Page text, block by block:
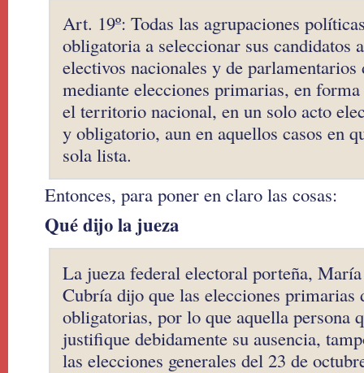
Art. 19º: Todas las agrupaciones
obligatoria a seleccionar sus candidatos
electivos nacionales y de
mediante elecciones primarias, en
el territorio nacional, en un solo acto
y obligatorio, aun en aquellos casos en
sola lista.
Entonces, para poner en claro las cosas:
Qué dijo la jueza
La jueza federal electoral porteña,
Cubría dijo que las elecciones primarias
obligatorias, por lo que aquella persona
justifique debidamente su ausencia,
las elecciones generales del 23 de